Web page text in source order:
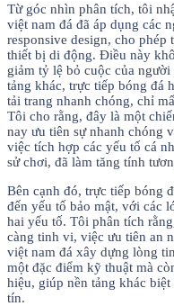
Từ góc nhìn phân tích, tôi
việt nam đá đã áp dụng các
responsive design, cho phép
thiết bị di động. Điều này
giảm tỷ lệ bỏ cuộc của
tảng khác, trực tiếp bóng đá
tải trang nhanh chóng, chỉ
Tôi cho rằng, đây là một
nay ưu tiên sự nhanh chóng
việc tích hợp các yếu tố cá
sử chơi, đã làm tăng tính
Bên cạnh đó, trực tiếp bóng
đến yếu tố bảo mật, với các
hai yếu tố. Tôi phân tích
càng tinh vi, việc ưu tiên an
việt nam đá xây dựng lòng
một đặc điểm kỹ thuật mà
hiệu, giúp nền tảng khác
tín.